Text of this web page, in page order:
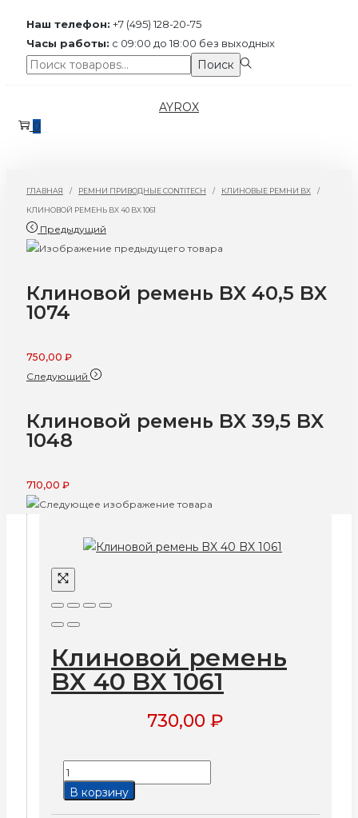
Наш телефон: +7 (495) 128-20-75
Часы работы: с 09:00 до 18:00 без выходных
Поиск:>
Поиск
к
к
AYROX
0
ГЛАВНАЯ / РЕМНИ ПРИВОДНЫЕ CONTITECH / КЛИНОВЫЕ РЕМНИ BX /
КЛИНОВОЙ РЕМЕНЬ BX 40 BX 1061
Предыдущий
Клиновой ремень BX 40,5 BX
1074
750,00 ₽
Следующий
Клиновой ремень BX 39,5 BX
1048
710,00 ₽
Клиновой ремень
BX 40 BX 1061
730,00 ₽
Количество
товара
В корзину